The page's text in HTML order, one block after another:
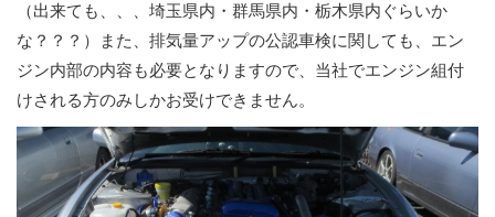
（出来ても、、、埼玉県内・群馬県内・栃木県内ぐらいか
な？？？）また、排気量アップの公認車検に関しても、エン
ジン内部の内容も必要となりますので、当社でエンジン組付
けされる方のみしかお受けできません。